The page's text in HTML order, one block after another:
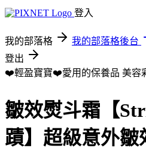
登入
我的部落格 我的部落格後台
登出
❤️輕盈寶寶❤️愛用的保養品 美容
皺效熨斗霜【
蹟】超級意外皺